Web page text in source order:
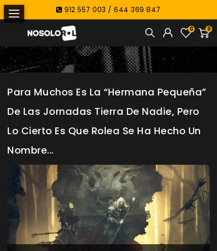
912 557 003 / 644 369 847
0
0
Para Muchos Es La “hermana Pequeña”
De Las Jornadas Tierra De Nadie, Pero
Lo Cierto Es Que Rolea Se Ha Hecho Un
Nombre...